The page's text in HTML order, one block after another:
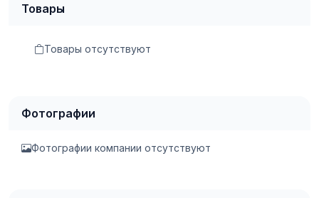
Товары
Товары отсутствуют
Фотографии
Фотографии компании отсутствуют